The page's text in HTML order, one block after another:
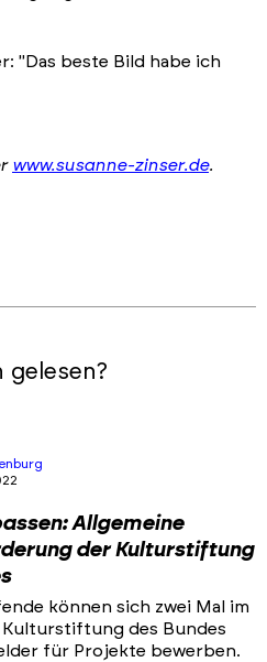
"Das beste Bild habe ich
www.susanne-zinser.de.
gelesen?
Allgemeine
der Kulturstiftung
können sich zwei Mal im
des Bundes
für Projekte bewerben.